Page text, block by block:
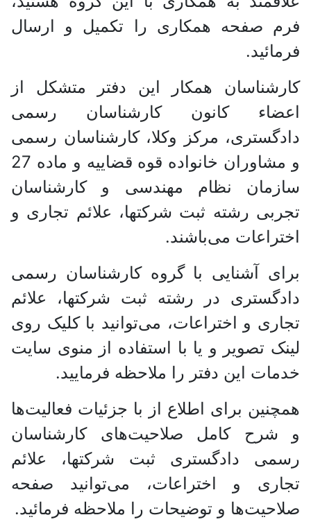
فرم صفحه همکاری را تکمیل و ارسال
فرمائید.
کارشناسان همکار این دفتر متشکل از
اعضاء کانون کارشناسان رسمی
دادگستری، مرکز وکلا، کارشناسان رسمی
و مشاوران خانواده قوه قضاییه و ماده 27
سازمان نظام مهندسی و کارشناسان
تجربی رشته ثبت شرکتها، علائم تجاری و
اختراعات می‌باشند.
برای آشنایی با گروه کارشناسان رسمی
دادگستری در رشته ثبت شرکتها، علائم
تجاری و اختراعات، می‌توانید با کلیک روی
لینک تصویر و یا با استفاده از منوی سایت
خدمات این دفتر را ملاحظه فرمایید.
همچنین برای اطلاع از با جزئیات فعالیت‌‌ها
و شرح کامل صلاحیت‌های کارشناسان
رسمی دادگستری ثبت شرکتها، علائم
تجاری و اختراعات، می‌توانید صفحه
صلاحیت‌ها و توضیحات را ملاحظه فرمائید.